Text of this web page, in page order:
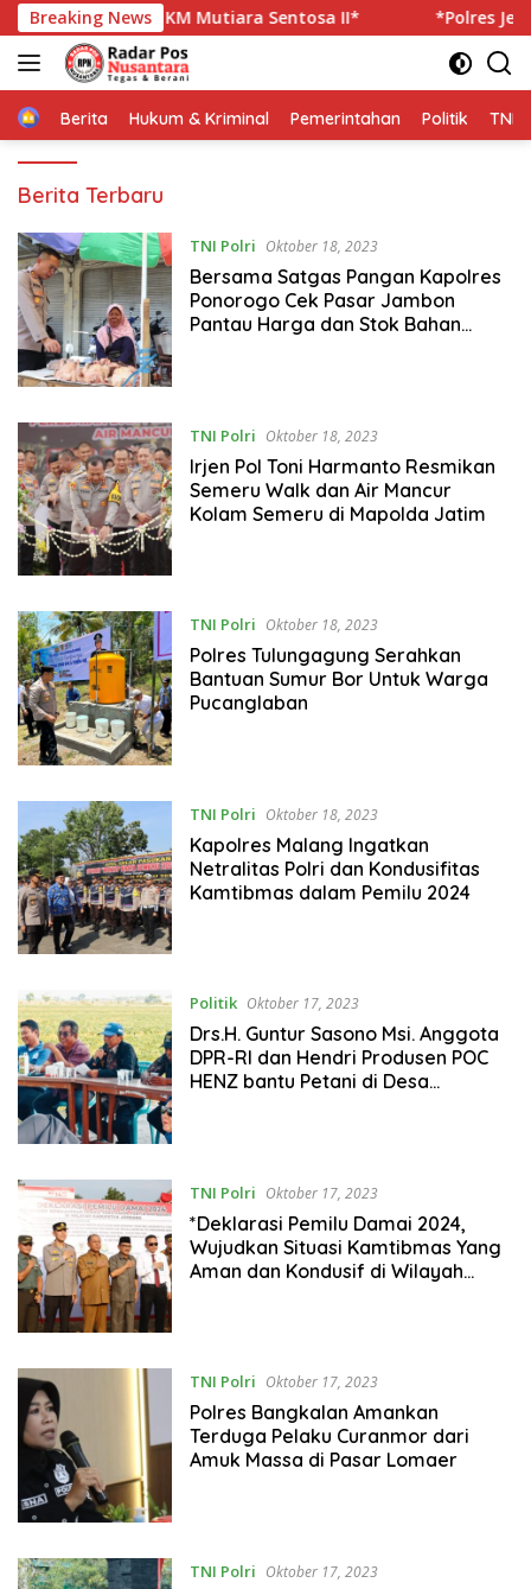
Langsung
ke
konten
Breaking News
Korban KM Mutiara Sentosa II* *Polres Jember
HomeBerita Hukum & Kriminal Pemerintahan Politik TNI
Radar
Nusantara
Berita Terbaru
TNI Polri Oktober 18, 2023
Bersama Satgas Pangan Kapolres
Ponorogo Cek Pasar Jambon
Pantau Harga dan Stok Bahan
TNI Polri Oktober 18, 2023
Irjen Pol Toni Harmanto Resmikan
Semeru Walk dan Air Mancur
Kolam Semeru di Mapolda Jatim
TNI Polri Oktober 18, 2023
Polres Tulungagung Serahkan
Bantuan Sumur Bor Untuk Warga
Pucanglaban
TNI Polri Oktober 18, 2023
Kapolres Malang Ingatkan
Netralitas Polri dan Kondusifitas
Kamtibmas dalam Pemilu 2024
Politik Oktober 17, 2023
Drs.H. Guntur Sasono Msi. Anggota
DPR-RI dan Hendri Produsen POC
HENZ bantu Petani di Desa
TNI Polri Oktober 17, 2023
*Deklarasi Pemilu Damai 2024,
Wujudkan Situasi Kamtibmas Yang
Aman dan Kondusif di Wilayah
TNI Polri Oktober 17, 2023
Polres Bangkalan Amankan
Terduga Pelaku Curanmor dari
Amuk Massa di Pasar Lomaer
TNI Polri Oktober 17, 2023